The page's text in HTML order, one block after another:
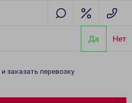
Да Нет
заказать перевозку